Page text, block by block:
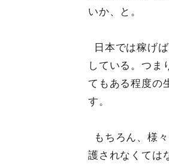
いか、と。
日本では稼げ
している。つま
てもある程度の
す。
もちろん、様
護されなくては